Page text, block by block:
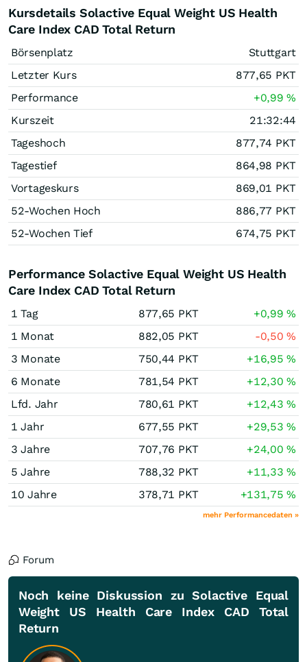
Kursdetails Solactive Equal Weight US Health
Care Index CAD Total Return
Börsenplatz
Stuttgart
Letzter Kurs
877,65 PKT
Performance
+0,99%
Kurszeit
21:32:44
Tageshoch
877,74 PKT
Tagestief
864,98 PKT
Vortageskurs
869,01 PKT
52-Wochen Hoch
886,77 PKT
52-Wochen Tief
674,75 PKT
Performance Solactive Equal Weight US Health
Care Index CAD Total Return
1 Tag 877,65 PKT +0,99%
1 Monat
882,05 PKT -0,50%
3 Monate
750,44 PKT +16,95%
6 Monate
781,54 PKT +12,30%
Lfd. Jahr
780,61 PKT +12,43%
1 Jahr
677,55 PKT +29,53%
3 Jahre
707,76 PKT +24,00%
5 Jahre
788,32 PKT +11,33%
10 Jahre
378,71 PKT +131,75%
mehr Performancedaten »
Forum
Noch keine Diskussion zu Solactive Equal
Weight US Health Care Index CAD Total
Return